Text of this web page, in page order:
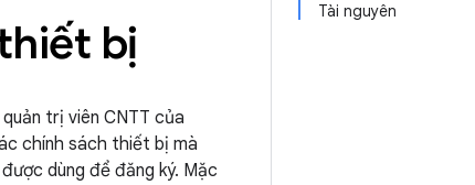
Tài nguyên
bị
trị viên CNTT của
chính sách thiết bị mà
dùng để đăng ký. Mặc